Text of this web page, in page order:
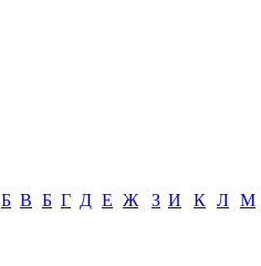
Б В Б Г Д Е Ж З И К Л М